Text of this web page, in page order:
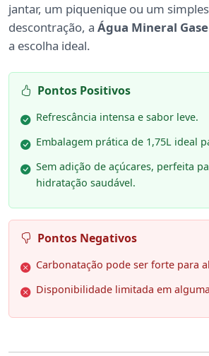
jantar, um piquenique ou um
descontração, a Água Mineral
a escolha ideal.
Pontos Positivos
Refrescância intensa e sabor leve.
Embalagem prática de 1,75L ideal
Sem adição de açúcares, perfeita
hidratação saudável.
Pontos Negativos
Carbonatação pode ser forte para
Disponibilidade limitada em